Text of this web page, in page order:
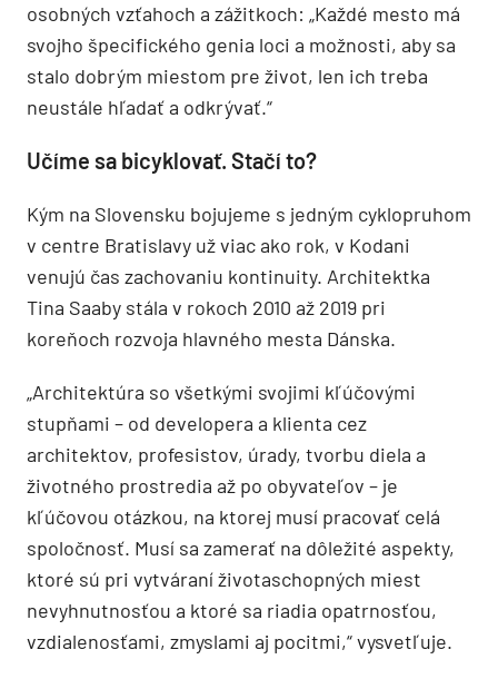
osobných vzťahoch a zážitkoch: „Každé mesto má
svojho špecifického genia loci a možnosti, aby sa
stalo dobrým miestom pre život, len ich treba
neustále hľadať a odkrývať.“
Učíme sa bicyklovať. Stačí to?
Kým na Slovensku bojujeme s jedným cyklopruhom
v centre Bratislavy už viac ako rok, v Kodani
venujú čas zachovaniu kontinuity. Architektka
Tina Saaby stála v rokoch 2010 až 2019 pri
koreňoch rozvoja hlavného mesta Dánska.
„Architektúra so všetkými svojimi kľúčovými
stupňami – od developera a klienta cez
architektov, profesistov, úrady, tvorbu diela a
životného prostredia až po obyvateľov – je
kľúčovou otázkou, na ktorej musí pracovať celá
spoločnosť. Musí sa zamerať na dôležité aspekty,
ktoré sú pri vytváraní životaschopných miest
nevyhnutnosťou a ktoré sa riadia opatrnosťou,
vzdialenosťami, zmyslami aj pocitmi,“ vysvetľuje.